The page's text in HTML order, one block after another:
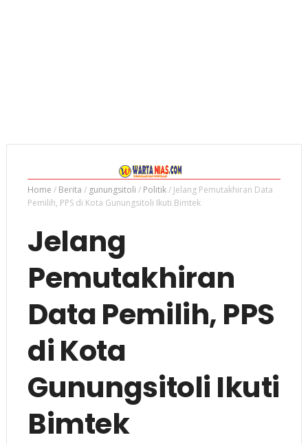
Home / Berita / gunungsitoli / Politik/ Jelang Pemutakhiran Data
Pemilih, PPS di Kota Gunungsitoli Ikuti Bimtek
Jelang
Pemutakhiran
Data Pemilih, PPS
di Kota
Gunungsitoli Ikuti
Bimtek